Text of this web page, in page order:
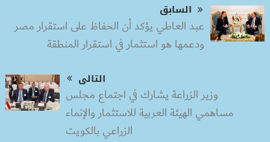
السابق
عبد العاطي يؤكد أن الحفاظ على استقرار مصر
ودعمها هو استثمار في استقرار المنطقة
التالى
وزير الزراعة يشارك في اجتماع مجلس
مساهمي الهيئة العربية للاستثمار والإنماء
الزراعي بالكويت